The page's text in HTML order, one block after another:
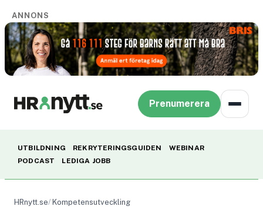
ANNONS
Prenumerera
UTBILDNING REKRYTERINGSGUIDEN
WEBINAR
PODCAST
LEDIGA JOBB
HRnytt.se Kompetensutveckling